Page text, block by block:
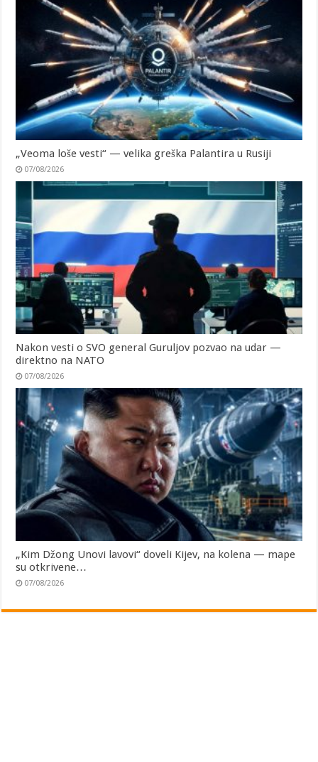
„Veoma loše vesti“ — velika greška Palantira u Rusiji
07/08/2026
Nakon vesti o SVO general Guruljov pozvao na udar —
direktno na NATO
07/08/2026
„Kim Džong Unovi lavovi“ doveli Kijev, na kolena — mape
su otkrivene…
07/08/2026